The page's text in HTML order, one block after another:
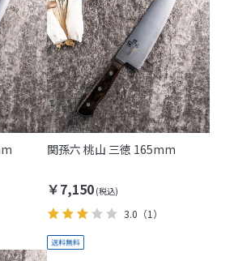
関孫六 桃山 三徳 165mm
￥7,150
3.0 （1）